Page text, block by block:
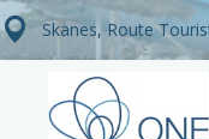
Skanes, Route